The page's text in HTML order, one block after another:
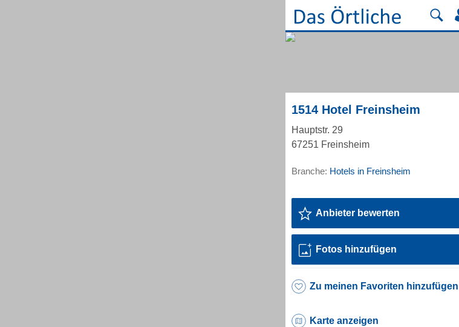
1514 Hotel Freinsheim
Hauptstr. 29
67251 Freinsheim
Branche: Hotels in Freinsheim
Anbieter bewerten
Fotos hinzufügen
Zu meinen Favoriten hinzufügen
Karte anzeigen